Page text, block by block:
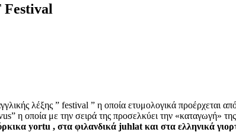
Festival
λέξης ” festival ” η οποία ετυμολογικά προέρχεται
η οποία με την σειρά της προσελκύει την «καταγωγή»
yortu , στα φιλανδικά juhlat και στα ελληνικά